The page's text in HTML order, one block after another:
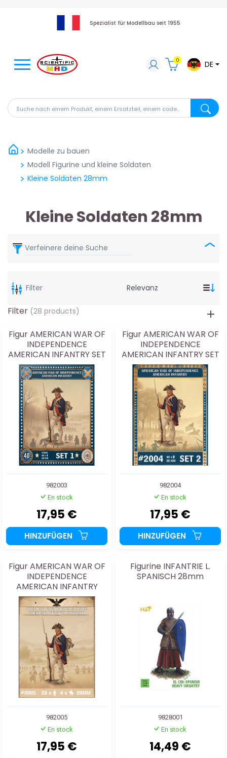
Spezialist für Modellbau seit 1955
Suche nach einem Produkt, einem Ersatzteil, einem
Suche
0 DE
Modelle zu bauen
Modell Figurine und kleine Soldaten
Kleine Soldaten 28mm
Kleine Soldaten 28mm
Verfeinere deine Suche
Filter
Figur AMERICAN WAR OF
INDEPENDENCE
AMERICAN INFANTRY SET
1 28mm
982003
En stock
17,95 €
HINZUFÜGEN
Figur AMERICAN WAR OF
INDEPENDENCE
AMERICAN INFANTRY SET
2 28mm
982004
En stock
17,95 €
HINZUFÜGEN
Figur AMERICAN WAR OF
INDEPENDENCE
AMERICAN INFANTRY
COMMAND 28mm
982005
En stock
17,95 €
Figurine INFANTRIE L.
SPANISCH 28mm
9828001
En stock
14,49 €
Filter (28 products)